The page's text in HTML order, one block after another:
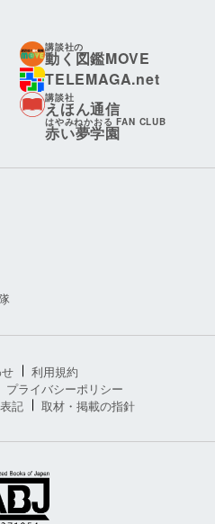
講談社の
動く図鑑MOVE
TELEMAGA.net
講談社
えほん通信
はやみねかおる FAN CLUB
赤い夢学園
利用規約
プライバシーポリシー
記
取材・掲載の指針